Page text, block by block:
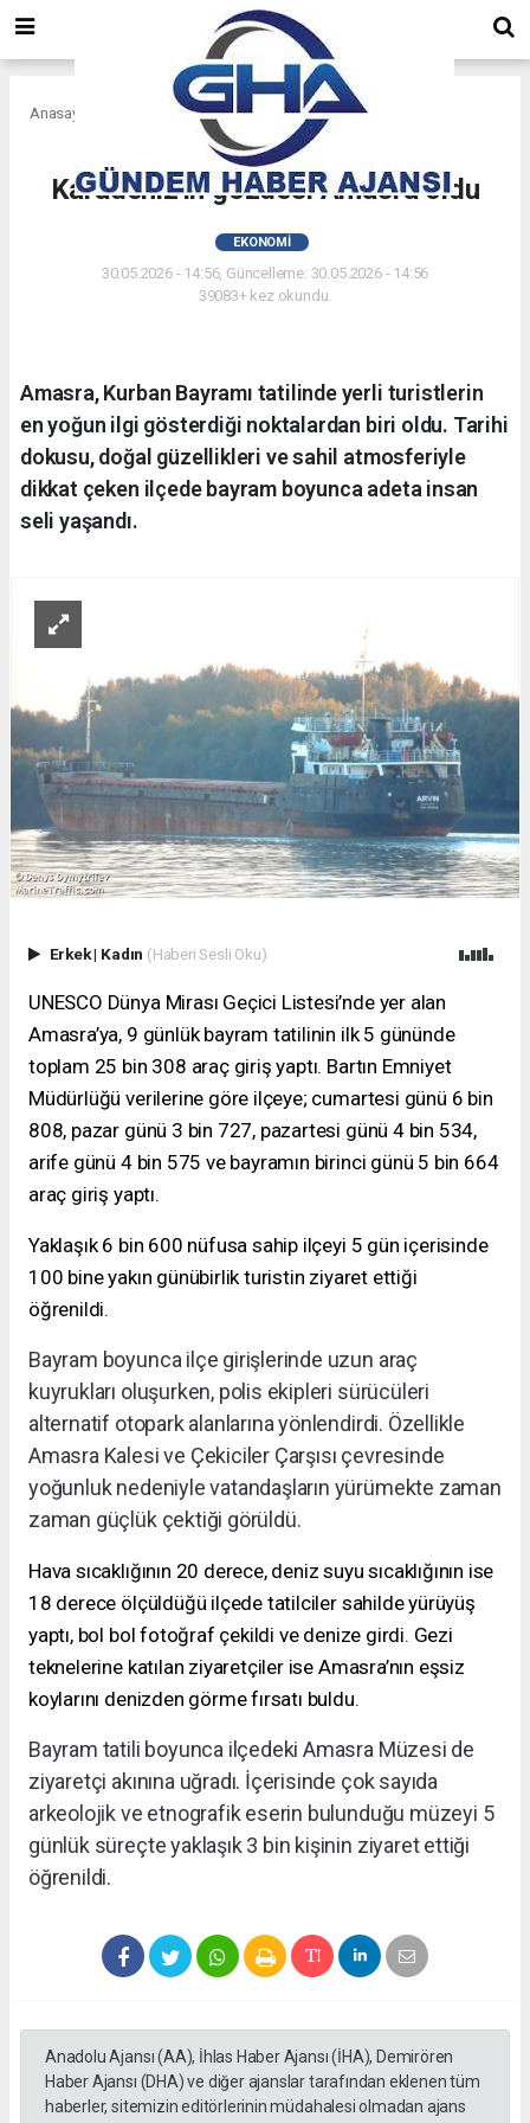
Anasayfa
Bayramda tatilcilerin tercihi,
Karadeniz'in gözdesi Amasra oldu
EKONOMI
30.05.2026 - 14:56, Güncelleme: 30.05.2026 - 14:56
39083+ kez okundu.
Amasra, Kurban Bayramı tatilinde yerli turistlerin
en yoğun ilgi gösterdiği noktalardan biri oldu. Tarihi
dokusu, doğal güzellikleri ve sahil atmosferiyle
dikkat çeken ilçede bayram boyunca adeta insan
seli yaşandı.
Erkek| Kadın (Haberi Sesli Oku)
UNESCO Dünya Mirası Geçici Listesi’nde yer alan
Amasra’ya, 9 günlük bayram tatilinin ilk 5 gününde
toplam 25 bin 308 araç giriş yaptı. Bartın Emniyet
Müdürlüğü verilerine göre ilçeye; cumartesi günü 6 bin
808, pazar günü 3 bin 727, pazartesi günü 4 bin 534,
arife günü 4 bin 575 ve bayramın birinci günü 5 bin 664
araç giriş yaptı.
Yaklaşık 6 bin 600 nüfusa sahip ilçeyi 5 gün içerisinde
100 bine yakın günübirlik turistin ziyaret ettiği
öğrenildi.
Bayram boyunca ilçe girişlerinde uzun araç
kuyrukları oluşurken, polis ekipleri sürücüleri
alternatif otopark alanlarına yönlendirdi. Özellikle
Amasra Kalesi ve Çekiciler Çarşısı çevresinde
yoğunluk nedeniyle vatandaşların yürümekte zaman
zaman güçlük çektiği görüldü.
Hava sıcaklığının 20 derece, deniz suyu sıcaklığının ise
18 derece ölçüldüğü ilçede tatilciler sahilde yürüyüş
yaptı, bol bol fotoğraf çekildi ve denize girdi. Gezi
teknelerine katılan ziyaretçiler ise Amasra’nın eşsiz
koylarını denizden görme fırsatı buldu.
Bayram tatili boyunca ilçedeki Amasra Müzesi de
ziyaretçi akınına uğradı. İçerisinde çok sayıda
arkeolojik ve etnografik eserin bulunduğu müzeyi 5
günlük süreçte yaklaşık 3 bin kişinin ziyaret ettiği
öğrenildi.
Anadolu Ajansı (AA), İhlas Haber Ajansı (İHA), Demirören
Haber Ajansı (DHA) ve diğer ajanslar tarafından eklenen tüm
haberler, sitemizin editörlerinin müdahalesi olmadan ajans